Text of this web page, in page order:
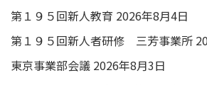
第１９５回新人教育 2026年8月4日
第１９５回新人者研修 三芳事業所
東京事業部会議 2026年8月3日